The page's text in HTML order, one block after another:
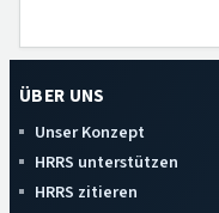
ÜBER UNS
Unser Konzept
HRRS unterstützen
HRRS zitieren